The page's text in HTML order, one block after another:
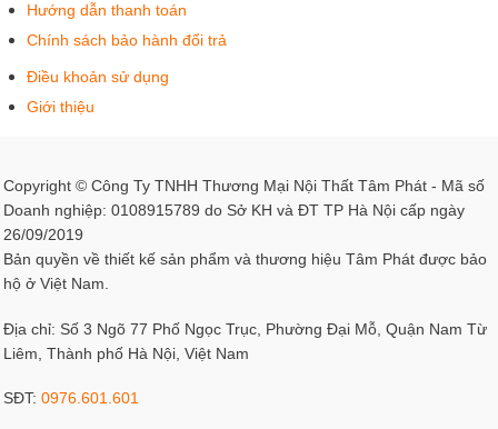
Hướng dẫn thanh toán
Chính sách bảo hành đổi trả
Điều khoản sử dụng
Giới thiệu
Copyright © Công Ty TNHH Thương Mại Nội Thất Tâm Phát - Mã số
Doanh nghiệp: 0108915789 do Sở KH và ĐT TP Hà Nội cấp ngày
26/09/2019
Bản quyền về thiết kế sản phẩm và thương hiệu Tâm Phát được bảo
hộ ở Việt Nam.
Địa chỉ: Số 3 Ngõ 77 Phố Ngọc Trục, Phường Đại Mỗ, Quận Nam Từ
Liêm, Thành phố Hà Nội, Việt Nam
SĐT: 0976.601.601